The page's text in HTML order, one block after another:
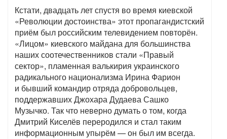
Кстати, двадцать лет спустя во время киевской
«Революции достоинства» этот пропагандистский
приём был российским телевидением повторён.
«Лицом» киевского майдана для большинства
наших соотечественников стали «Правый
сектор», пламенная валькирия украинского
радикального национализма Ирина Фарион
и бывший командир отряда добровольцев,
поддержавших Джохара Дудаева Сашко
Музычко. Так что неверно думать о том, когда
Дмитрий Киселёв переродился и стал таким
информационным упырём — он был им всегда.